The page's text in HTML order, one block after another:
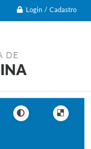
Login / Cadastro